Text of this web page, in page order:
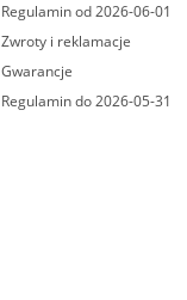
Regulamin od 2026-06-01
Zwroty i reklamacje
Gwarancje
Regulamin do 2026-05-31